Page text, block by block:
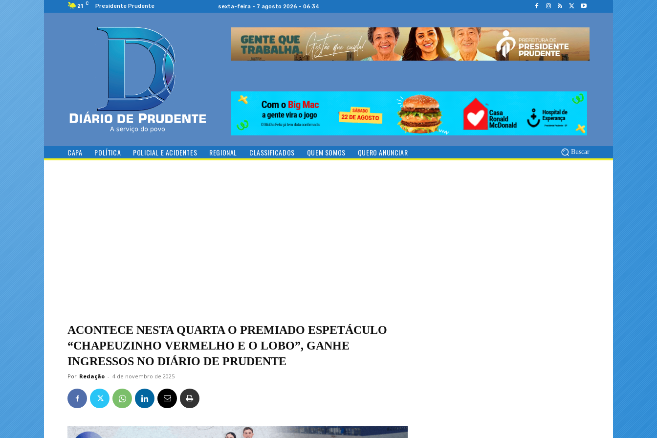
21 C Presidente Prudente sexta-feira - 7 agosto 2026 - 06:34
CAPA POLÍTICA POLICIAL E ACIDENTES REGIONAL CLASSIFICADOS QUEM SOMOS QUERO ANUNCIAR Buscar
ACONTECE NESTA QUARTA O PREMIADO ESPETÁCULO
“CHAPEUZINHO VERMELHO E O LOBO”, GANHE
INGRESSOS NO DIÁRIO DE PRUDENTE
Por Redação - 4 de novembro de 2025